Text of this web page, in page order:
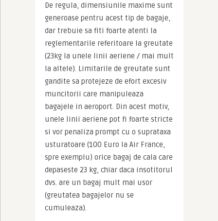
De regula, dimensiunile maxime sunt
generoase pentru acest tip de bagaje,
dar trebuie sa fiti foarte atenti la
reglementarile referitoare la greutate
(23kg la unele linii aeriene / mai mult
la altele). Limitarile de greutate sunt
gandite sa protejeze de efort excesiv
muncitorii care manipuleaza
bagajele in aeroport. Din acest motiv,
unele linii aeriene pot fi foarte stricte
si vor penaliza prompt cu o suprataxa
usturatoare (100 Euro la Air France,
spre exemplu) orice bagaj de cala care
depaseste 23 kg, chiar daca insotitorul
dvs. are un bagaj mult mai usor
(greutatea bagajelor nu se
cumuleaza).